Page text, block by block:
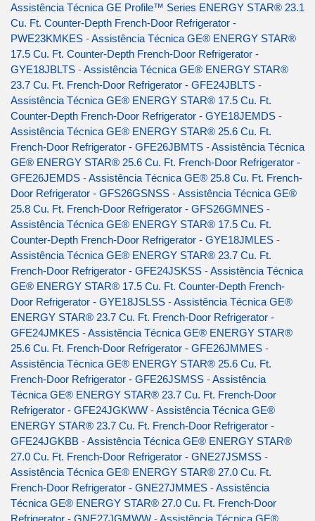
Assistência Técnica GE Profile™ Series ENERGY STAR® 23.1
Cu. Ft. Counter-Depth French-Door Refrigerator -
PWE23KMKES -Assistência Técnica GE® ENERGY STAR®
17.5 Cu. Ft. Counter-Depth French-Door Refrigerator -
GYE18JBLTS -Assistência Técnica GE® ENERGY STAR®
23.7 Cu. Ft. French-Door Refrigerator - GFE24JBLTS -
Assistência Técnica GE® ENERGY STAR® 17.5 Cu. Ft.
Counter-Depth French-Door Refrigerator - GYE18JEMDS -
Assistência Técnica GE® ENERGY STAR® 25.6 Cu. Ft.
French-Door Refrigerator - GFE26JBMTS -Assistência Técnica
GE® ENERGY STAR® 25.6 Cu. Ft. French-Door Refrigerator -
GFE26JEMDS -Assistência Técnica GE® 25.8 Cu. Ft. French-
Door Refrigerator - GFS26GSNSS -Assistência Técnica GE®
25.8 Cu. Ft. French-Door Refrigerator - GFS26GMNES -
Assistência Técnica GE® ENERGY STAR® 17.5 Cu. Ft.
Counter-Depth French-Door Refrigerator - GYE18JMLES -
Assistência Técnica GE® ENERGY STAR® 23.7 Cu. Ft.
French-Door Refrigerator - GFE24JSKSS -Assistência Técnica
GE® ENERGY STAR® 17.5 Cu. Ft. Counter-Depth French-
Door Refrigerator - GYE18JSLSS -Assistência Técnica GE®
ENERGY STAR® 23.7 Cu. Ft. French-Door Refrigerator -
GFE24JMKES -Assistência Técnica GE® ENERGY STAR®
25.6 Cu. Ft. French-Door Refrigerator - GFE26JMMES -
Assistência Técnica GE® ENERGY STAR® 25.6 Cu. Ft.
French-Door Refrigerator - GFE26JSMSS -Assistência
Técnica GE® ENERGY STAR® 23.7 Cu. Ft. French-Door
Refrigerator - GFE24JGKWW -Assistência Técnica GE®
ENERGY STAR® 23.7 Cu. Ft. French-Door Refrigerator -
GFE24JGKBB -Assistência Técnica GE® ENERGY STAR®
27.0 Cu. Ft. French-Door Refrigerator - GNE27JSMSS -
Assistência Técnica GE® ENERGY STAR® 27.0 Cu. Ft.
French-Door Refrigerator - GNE27JMMES -Assistência
Técnica GE® ENERGY STAR® 27.0 Cu. Ft. French-Door